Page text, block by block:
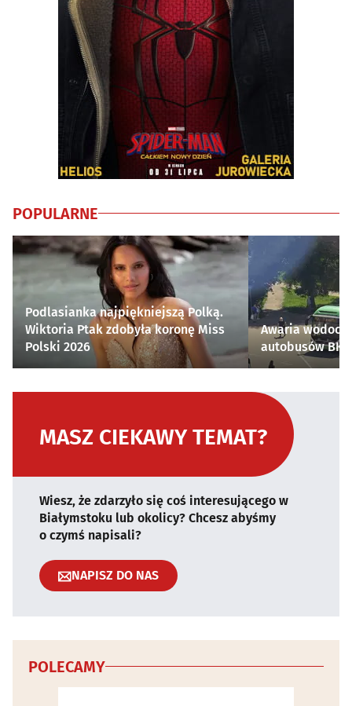
POPULARNE
Podlasianka najpiękniejszą Polką.
Wiktoria Ptak zdobyła koronę Miss
Polski 2026
Awaria
autobusów
MASZ CIEKAWY TEMAT?
Wiesz, że zdarzyło się coś interesującego w
Białymstoku lub okolicy? Chcesz abyśmy
o czymś napisali?
NAPISZ DO NAS
POLECAMY